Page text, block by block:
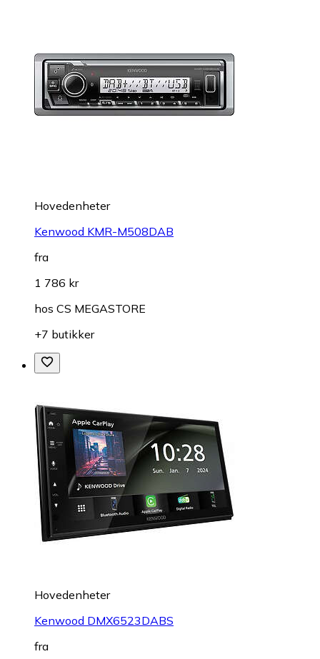
Hovedenheter
Kenwood KMR-M508DAB
fra
1 786 kr
hos CS MEGASTORE
+7 butikker
Hovedenheter
Kenwood DMX6523DABS
fra